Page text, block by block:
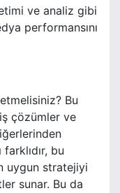
ve analiz gibi
performansını
Bu
çözümler ve
bu
uygun stratejiyi
sunar. Bu da